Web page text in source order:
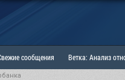
сообщения Ветка: Анализ